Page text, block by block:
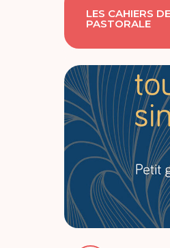
LES CAHIERS
PASTORALE